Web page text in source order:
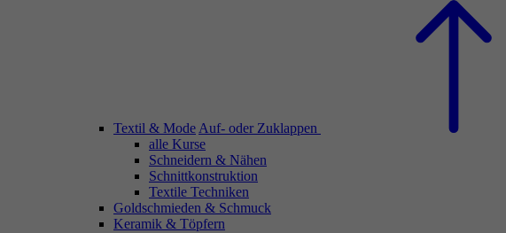
Textil & Mode Auf- oder Zuklappen
alle Kurse
Schneidern & Nähen
Schnittkonstruktion
Textile Techniken
Goldschmieden & Schmuck
Keramik & Töpfern